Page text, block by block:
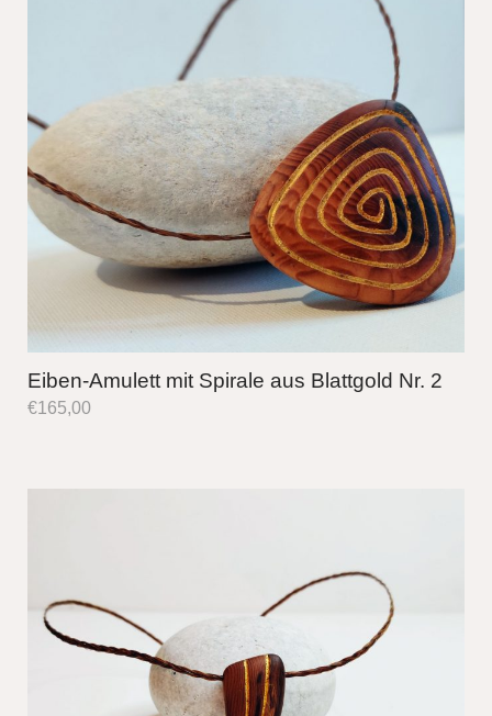
Eiben-Amulett mit Spirale aus Blattgold Nr. 2
€165,00